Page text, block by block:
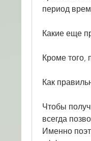
период
Какие еще
Кроме
Как
Чтобы
всегда
Именно